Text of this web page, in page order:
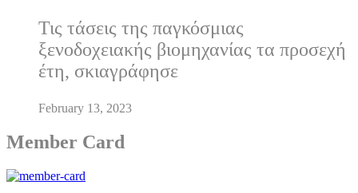
Τις τάσεις της παγκόσμιας
ξενοδοχειακής βιομηχανίας τα προσεχή
έτη, σκιαγράφησε
February 13, 2023
Member Card